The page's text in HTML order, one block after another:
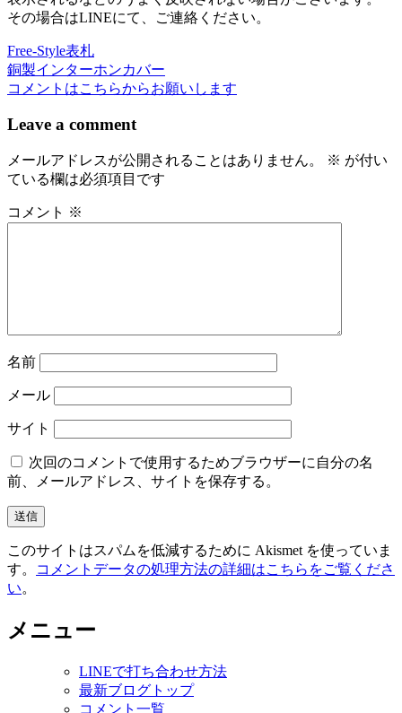
その場合はLINEにて、ご連絡ください。
投
稿
ナ
ゲ
シ
Free-Style表札
銅製インターホンカバー
コメントはこちらからお願いします
Leave a comment
メールアドレスが公開されることはありません。 ※ が付い
ている欄は必須項目です
コメント ※
名前
メール
サイト
次回のコメントで使用するためブラウザーに自分の名
前、メールアドレス、サイトを保存する。
このサイトはスパムを低減するために Akismet を使っていま
す。
コメントデータの処理方法の詳細はこちらをご覧くださ
い。
メニュー
LINEで打ち合わせ方法
最新ブログトップ
コメント一覧